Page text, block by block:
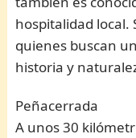
hospitalidad local.
quienes buscan
historia y
Peñacerrada
A unos 30